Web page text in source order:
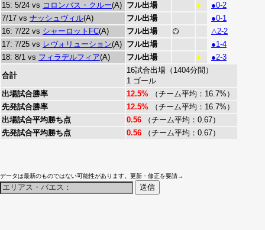
15: 5/24 vs コロンバス・クルー(A) フル出場 ■
●0-2
7/17 vs ナッシュヴィル(A) フル出場
●0-1
16: 7/22 vs シャーロットFC(A) フル出場
△2-2
17: 7/25 vs レヴォリューション(A) フル出場
●1-4
18: 8/1 vs フィラデルフィア(A) フル出場 ■ ●2-3
合計
16試合出場（1404分間）
1 ゴール
出場試合勝率
12.5% （チーム平均：16.7%）
先発試合勝率
12.5% （チーム平均：16.7%）
出場試合平均勝ち点
0.56 （チーム平均：0.67）
先発試合平均勝ち点
0.56 （チーム平均：0.67）
データは最新のものではない可能性があります。更新・修正を要請→